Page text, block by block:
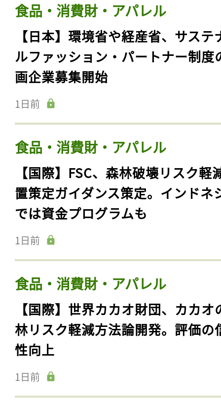
食品・消費財・アパレル
【日本】環境省や経産省、サステ
ルファッション・パートナー制度
画企業募集開始
1日前
食品・消費財・アパレル
【国際】FSC、森林破壊リスク軽
置策定ガイダンス策定。インドネ
では資金プログラムも
1日前
食品・消費財・アパレル
【国際】世界カカオ財団、カカオ
林リスク軽減方法論開発。評価の
性向上
1日前